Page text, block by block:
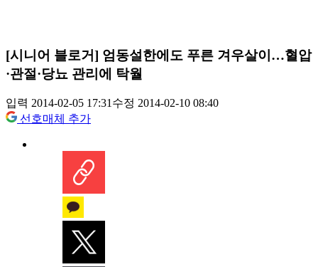
[시니어 블로거] 엄동설한에도 푸른 겨우살이…혈압
·관절·당뇨 관리에 탁월
입력 2014-02-05 17:31수정 2014-02-10 08:40
선호매체 추가